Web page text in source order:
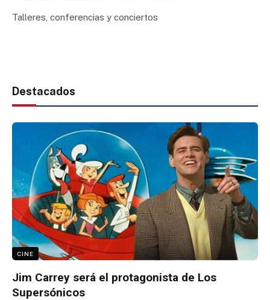
Talleres, conferencias y conciertos
Destacados
CINE
Jim Carrey será el protagonista de Los
Supersónicos